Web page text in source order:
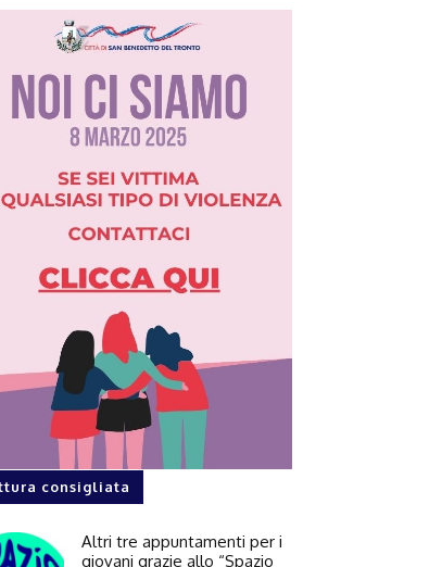
consigliata
Altri tre appuntamenti per i
giovani grazie allo “Spazio